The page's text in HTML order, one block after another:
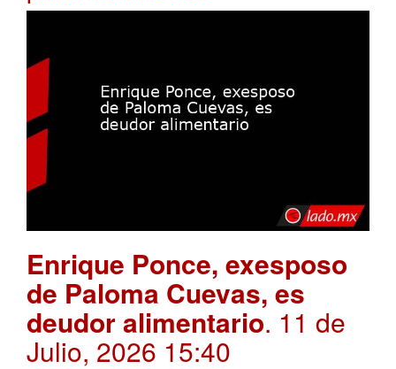
Enrique Ponce, exesposo
de Paloma Cuevas, es
deudor alimentario. 11 de
Julio, 2026 15:40